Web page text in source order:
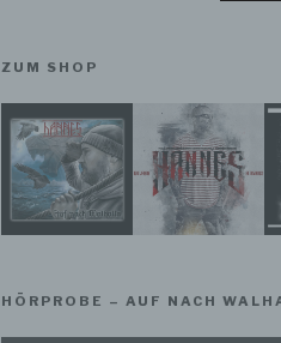
ZUM SHOP
HÖRPROBE – AUF NACH
e)